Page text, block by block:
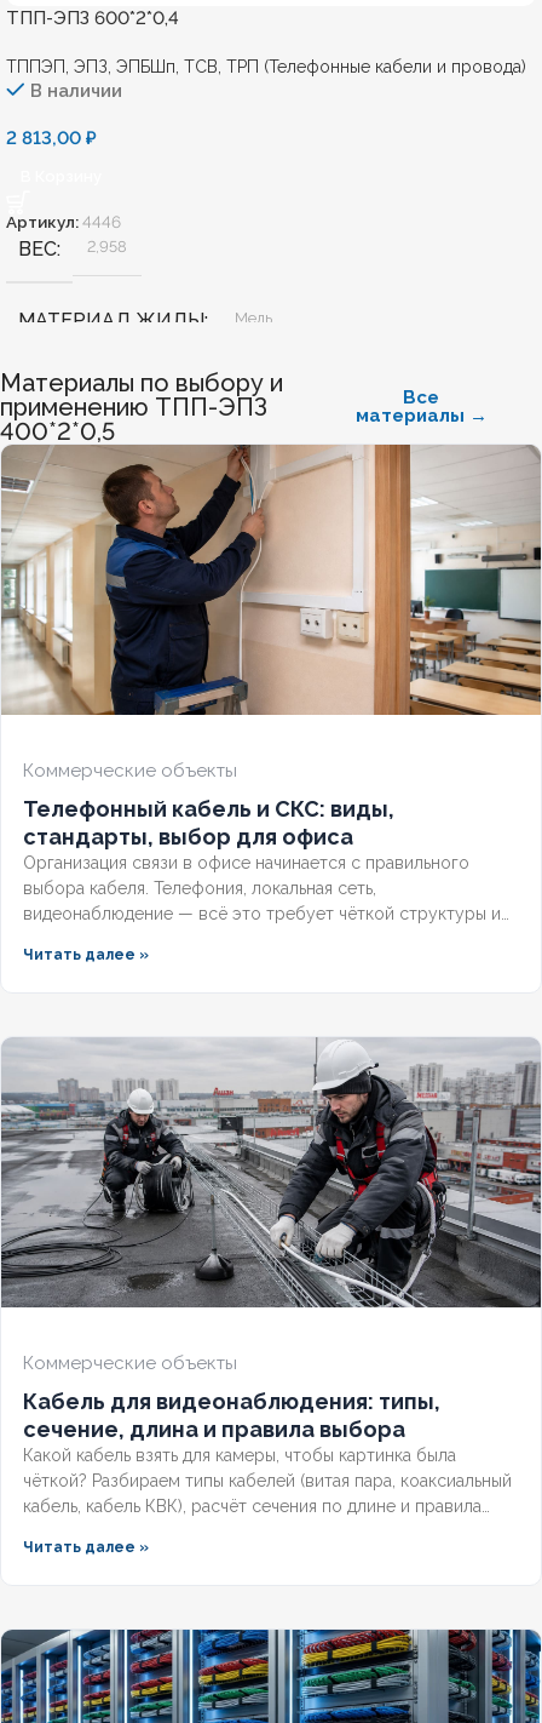
ТПП-ЭПЗ 600*2*0,4
ТППЭП, ЭПЗ, ЭПБШп, ТСВ, ТРП (Телефонные кабели и провода)
В наличии
2 813,00 ₽
Артикул:4446
ВЕС 2,958
МАТЕРИАЛ ЖИЛЫ Медь
БЕЗГАЛОГЕННЫЙ Нет
ХЛАДОСТОЙКИЙ Нет
ОГНЕСТОЙКИЙ Нет
НАЛИЧИЕ ЭКРАНА Да
БРОНИРОВАННЫЙ Нет
Материалы по выбору и
применению ТПП-ЭПЗ
400*2*0,5
Все
материалы →
Коммерческие объекты
Телефонный кабель и СКС: виды,
стандарты, выбор для офиса
Организация связи в офисе начинается с правильного
выбора кабеля. Телефония, локальная сеть,
видеонаблюдение — всё это требует чёткой структуры и
Читать далее »
Коммерческие объекты
Кабель для видеонаблюдения: типы,
сечение, длина и правила выбора
Какой кабель взять для камеры, чтобы картинка была
чёткой? Разбираем типы кабелей (витая пара, коаксиальный
кабель, кабель КВК), расчёт сечения по длине и правила
потери сигнала.
Читать далее »